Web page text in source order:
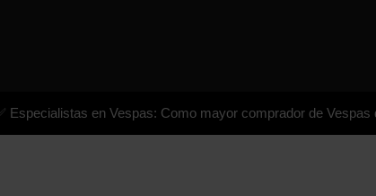
en Vespas: Como mayor comprador de Vespas de los